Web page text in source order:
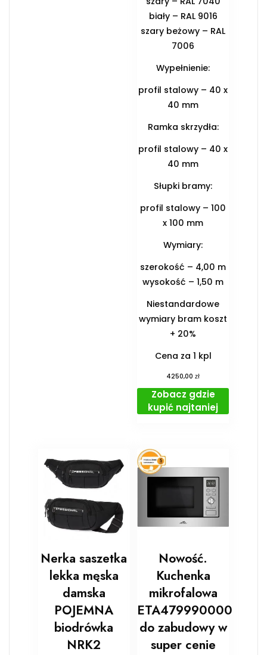
biały – RAL 9016
szary beżowy – RAL
7006
Wypełnienie:
profil stalowy – 40 x
40 mm
Ramka skrzydła:
profil stalowy – 40 x
40 mm
Słupki bramy:
profil stalowy – 100
x 100 mm
Wymiary:
szerokość – 4,00 m
wysokość – 1,50 m
Niestandardowe
wymiary bram koszt
+ 20%
Cena za 1 kpl
4250,00zł
Zobacz gdzie
kupić najtaniej
Nerka saszetka
lekka męska
damska
POJEMNA
biodrówka
NRK2
Nowość.
Kuchenka
mikrofalowa
ETA479990000
do zabudowy w
super cenie